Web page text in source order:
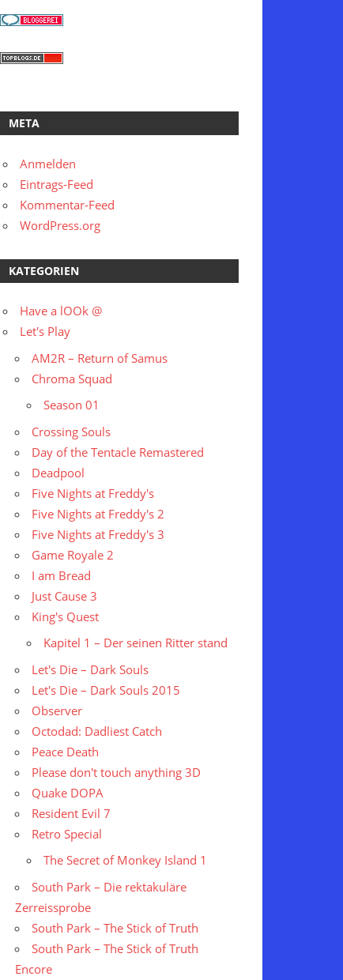
META
Anmelden
Eintrags-Feed
Kommentar-Feed
WordPress.org
KATEGORIEN
Have a lOOk @
Let's Play
AM2R – Return of Samus
Chroma Squad
Season 01
Crossing Souls
Day of the Tentacle Remastered
Deadpool
Five Nights at Freddy's
Five Nights at Freddy's 2
Five Nights at Freddy's 3
Game Royale 2
I am Bread
Just Cause 3
King's Quest
Kapitel 1 – Der seinen Ritter stand
Let's Die – Dark Souls
Let's Die – Dark Souls 2015
Observer
Octodad: Dadliest Catch
Peace Death
Please don't touch anything 3D
Quake DOPA
Resident Evil 7
Retro Special
The Secret of Monkey Island 1
South Park – Die rektakuläre
Zerreissprobe
South Park – The Stick of Truth
South Park – The Stick of Truth
Encore